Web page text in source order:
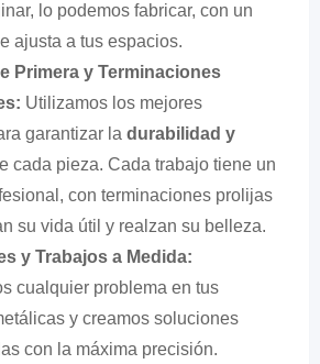
lo podemos fabricar, con un
ajusta a tus espacios.
Primera y Terminaciones
Utilizamos los mejores
garantizar la durabilidad y
cada pieza. Cada trabajo tiene un
con terminaciones prolijas
su vida útil y realzan su belleza.
y Trabajos a Medida:
cualquier problema en tus
y creamos soluciones
con la máxima precisión.